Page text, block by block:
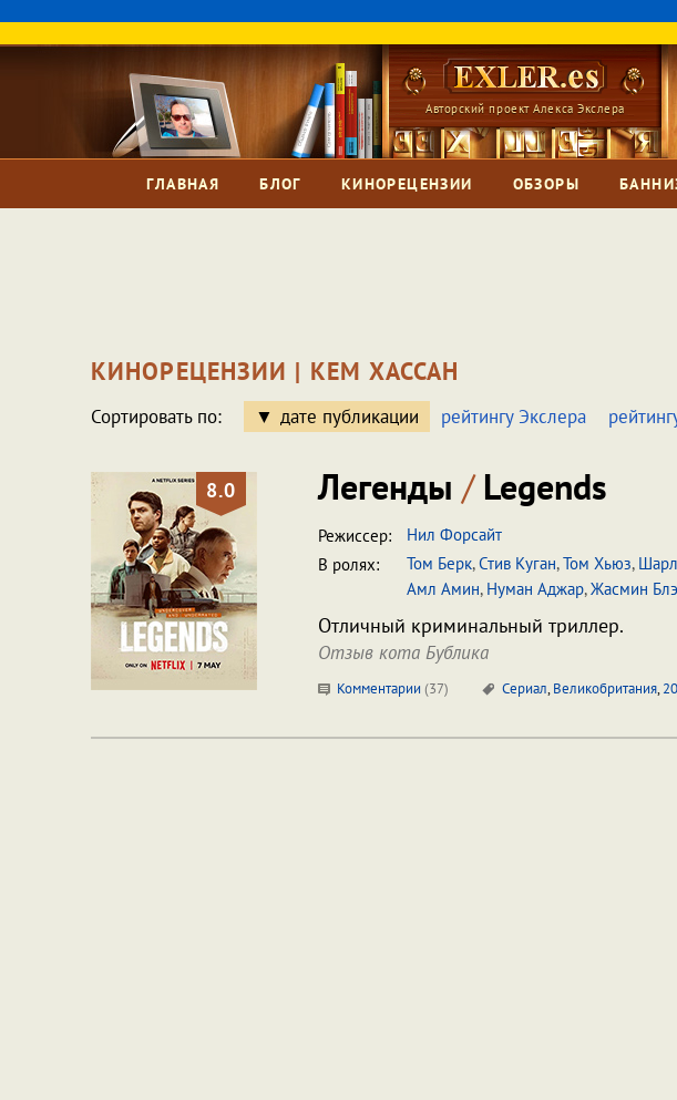
Авторский проект Алекса Экслера
ГЛАВНАЯ БЛОГ КИНОРЕЦЕНЗИИ ОБЗОРЫ
КИНОРЕЦЕНЗИИ | КЕМ ХАССАН
Сортировать по: дате публикации рейтингу Экслера
8.0 Легенды /Legends
Режиссер:
Нил Форсайт
В ролях:
Том Берк,Стив Куган,Том Хьюз,
Амл Амин, Нуман Аджар,Жасмин
Отличный криминальный триллер.
Отзыв кота Бублика
Комментарии (37) Сериал,Великобритания,